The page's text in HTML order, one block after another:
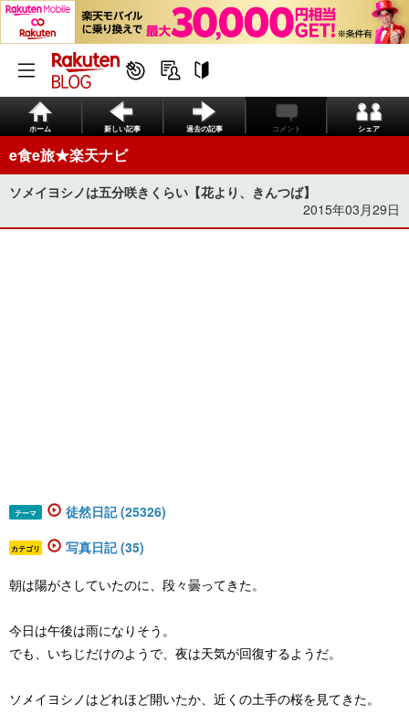
ホーム 新しい記事 過去の記事 コメント シェア
e食e旅★楽天ナビ
ソメイヨシノは五分咲きくらい【花より、きんつば】
2015年03月29日
テーマ 徒然日記 (25326)
カテゴリ 写真日記 (35)
朝は陽がさしていたのに、段々曇ってきた。
今日は午後は雨になりそう。
でも、いちじだけのようで、夜は天気が回復するようだ。
ソメイヨシノはどれほど開いたか、近くの土手の桜を見てきた。